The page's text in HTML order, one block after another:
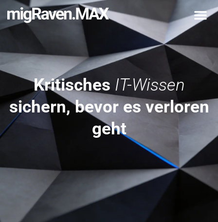
Kritisches IT-Wissen
sichern, bevor es verloren
geht